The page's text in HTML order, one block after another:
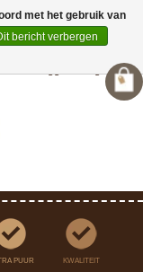
Registreren
PUUR KWALITEIT
met het gebruik van
bericht verbergen